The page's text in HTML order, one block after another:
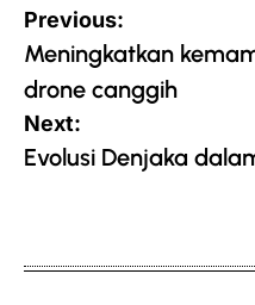
Post
navigation
Previous:
Meningkatkan
drone canggih
Next:
Evolusi Denjaka